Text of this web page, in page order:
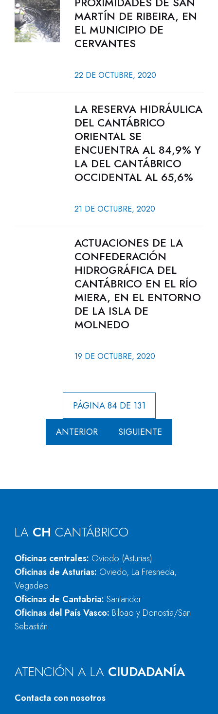
MARTÍN DE RIBEIRA, EN
EL MUNICIPIO DE
CERVANTES
22 DE OCTUBRE, 2020
LA RESERVA HIDRÁULICA
DEL CANTÁBRICO
ORIENTAL SE
ENCUENTRA AL 84,9% Y
LA DEL CANTÁBRICO
OCCIDENTAL AL 65,6%
21 DE OCTUBRE, 2020
ACTUACIONES DE LA
CONFEDERACIÓN
HIDROGRÁFICA DEL
CANTÁBRICO EN EL RÍO
MIERA, EN EL ENTORNO
DE LA ISLA DE
MOLNEDO
19 DE OCTUBRE, 2020
PÁGINA 84 DE 131
ANTERIOR SIGUIENTE
LA CH CANTÁBRICO
Oficinas centrales: Oviedo (Asturias)
Oficinas de Asturias: Oviedo, La Fresneda,
Vegadeo
Oficinas de Cantabria: Santander
Oficinas del País Vasco: Bilbao y Donostia/San
Sebastián
ATENCIÓN A LA CIUDADANÍA
Contacta con nosotros